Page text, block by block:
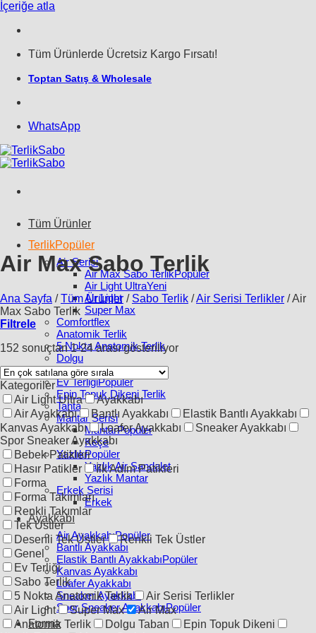
İçeriğe atla
Tüm Ürünlerde Ücretsiz Kargo Fırsatı!
Toptan Satış & Wholesale
WhatsApp
Tüm Ürünler
Terlik
Air Serisi
Air Max Sabo Terlik
Air Light Ultra
Air Light
Super Max
Comfortflex
Anatomik Terlik
5 Nokta Anatomik Terlik
Dolgu
Klasik
Ev Terliği
Epin Topuk Dikeni Terlik
Tahta
Mantar Serisi
Mantar
Keçe
Yazlık
Yazlık Air Sandalet
Yazlık Mantar
Erkek Serisi
Erkek
Ayakkabı
Air Ayakkabı
Bantlı Ayakkabı
Elastik Bantlı Ayakkabı
Kanvas Ayakkabı
Loafer Ayakkabı
Sneaker Ayakkabı
Spor Sneaker Ayakkabı
Forma
Air Max Sabo Terlik
Ana Sayfa / Tüm Ürünler / Sabo Terlik /Air Serisi Terlikler /Air
Max Sabo Terlik
Filtrele
152 sonuçtan 1-24 arası gösteriliyor
Kategoriler
Air Light Ultra
Ayakkabı
Air Ayakkabı
Bantlı Ayakkabı
Elastik Bantlı Ayakkabı
Kanvas Ayakkabı
Loafer Ayakkabı
Sneaker Ayakkabı
Spor Sneaker Ayakkabı
Bebek Patikleri
Hasır Patikler
İlk Adım Patikleri
Forma
Forma Takımları
Renkli Takımlar
Tek Üstler
Desenli Tek Üstler
Renkli Tek Üstler
Genel
Ev Terliği
Sabo Terlik
5 Nokta Anatomik Terlik
Air Serisi Terlikler
Air Light
Super Max
Air Max
Anatomik Terlik
Dolgu Taban
Epin Topuk Dikeni